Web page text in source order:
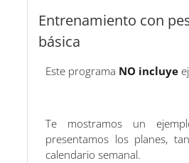
Entrenamiento con
básica
Este programa NO incluye
Te mostramos un
presentamos los planes,
calendario semanal.